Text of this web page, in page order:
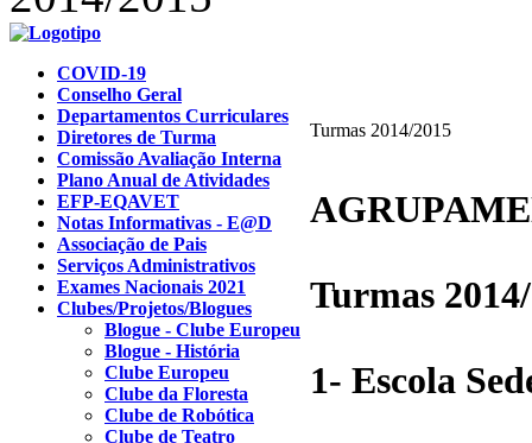
Turmas 2014/2015
Turmas
1- Escola
COVID-19
Conselho Geral
Departamentos Curriculares
Diretores de Turma
Comissão Avaliação Interna
Plano Anual de Atividades
EFP-EQAVET
Notas Informativas - E@D
Associação de Pais
Serviços Administrativos
Exames Nacionais 2021
Clubes/Projetos/Blogues
Blogue - Clube Europeu
Blogue - História
Clube Europeu
Clube da Floresta
Clube de Robótica
Clube de Teatro